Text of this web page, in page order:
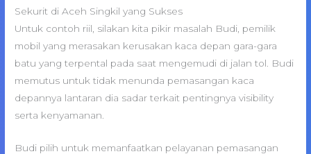
Sekurit di Aceh Singkil yang Sukses
Untuk contoh riil, silakan kita pikir masalah Budi, pemilik
mobil yang merasakan kerusakan kaca depan gara-gara
batu yang terpental pada saat mengemudi di jalan tol. Budi
memutus untuk tidak menunda pemasangan kaca
depannya lantaran dia sadar terkait pentingnya visibility
serta kenyamanan.
Budi pilih untuk memanfaatkan pelayanan pemasangan